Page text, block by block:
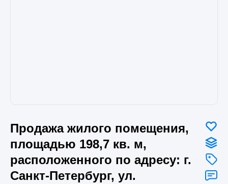
Продажа жилого помещения,
площадью 198,7 кв. м,
расположенного по адресу: г.
Санкт-Петербург, ул.